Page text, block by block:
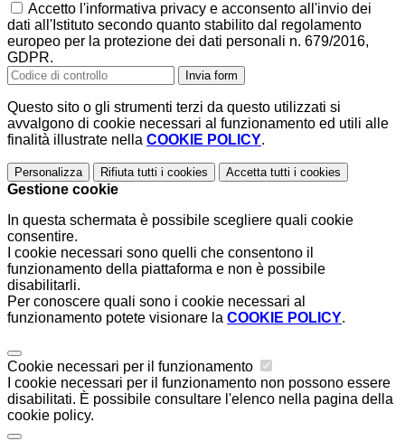
Accetto l'informativa privacy e acconsento all'invio dei
dati all'Istituto secondo quanto stabilito dal regolamento
europeo per la protezione dei dati personali n. 679/2016,
GDPR.
Invia form
Questo sito o gli strumenti terzi da questo utilizzati si
avvalgono di cookie necessari al funzionamento ed utili alle
finalità illustrate nella COOKIE POLICY.
Personalizza Rifiuta tutti i cookies Accetta tutti i cookies
Gestione cookie
In questa schermata è possibile scegliere quali cookie
consentire.
I cookie necessari sono quelli che consentono il
funzionamento della piattaforma e non è possibile
disabilitarli.
Per conoscere quali sono i cookie necessari al
funzionamento potete visionare la COOKIE POLICY.
Cookie necessari per il funzionamento
I cookie necessari per il funzionamento non possono essere
disabilitati. È possibile consultare l'elenco nella pagina della
cookie policy.